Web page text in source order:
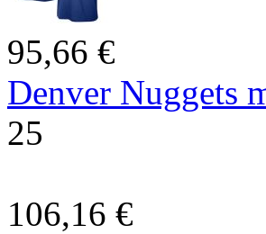
95,66 €
Denver Nuggets
25
106,16 €